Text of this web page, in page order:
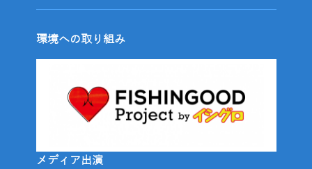
環境への取り組み
メディア出演